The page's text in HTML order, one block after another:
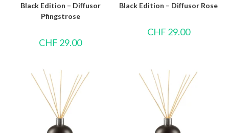
Black Edition – Diffusor
Pfingstrose
CHF 29.00
Black Edition – Diffusor Rose
CHF 29.00